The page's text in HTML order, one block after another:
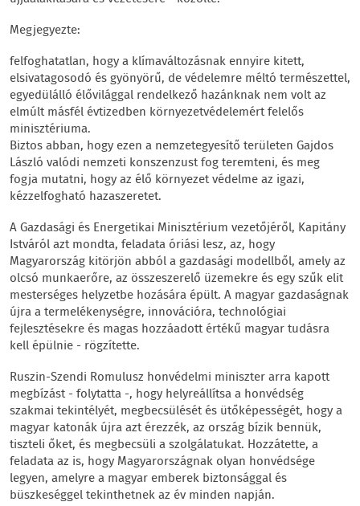
Megjegyezte:
felfoghatatlan, hogy a klímaváltozásnak ennyire kitett,
elsivatagosodó és gyönyörű, de védelemre méltó természettel,
egyedülálló élővilággal rendelkező hazánknak nem volt az
elmúlt másfél évtizedben környezetvédelemért felelős
minisztériuma.
Biztos abban, hogy ezen a nemzetegyesítő területen Gajdos
László valódi nemzeti konszenzust fog teremteni, és meg
fogja mutatni, hogy az élő környezet védelme az igazi,
kézzelfogható hazaszeretet.
A Gazdasági és Energetikai Minisztérium vezetőjéről, Kapitány
Istváról azt mondta, feladata óriási lesz, az, hogy
Magyarország kitörjön abból a gazdasági modellből, amely az
olcsó munkaerőre, az összeszerelő üzemekre és egy szűk elit
mesterséges helyzetbe hozására épült. A magyar gazdaságnak
újra a termelékenységre, innovációra, technológiai
fejlesztésekre és magas hozzáadott értékű magyar tudásra
kell épülnie - rögzítette.
Ruszin-Szendi Romulusz honvédelmi miniszter arra kapott
megbízást - folytatta -, hogy helyreállítsa a honvédség
szakmai tekintélyét, megbecsülését és ütőképességét, hogy a
magyar katonák újra azt érezzék, az ország bízik bennük,
tiszteli őket, és megbecsüli a szolgálatukat. Hozzátette, a
feladata az is, hogy Magyarországnak olyan honvédsége
legyen, amelyre a magyar emberek biztonsággal és
büszkeséggel tekinthetnek az év minden napján.